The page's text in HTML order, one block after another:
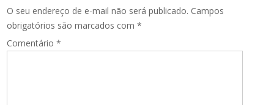
O seu endereço de e-mail não será publicado. Campos
obrigatórios são marcados com*
Comentário*